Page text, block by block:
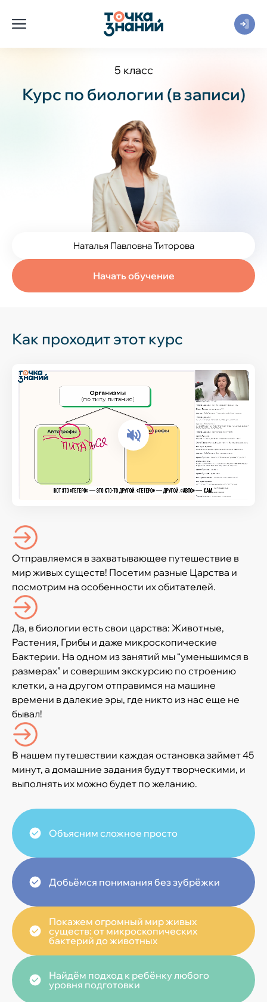
5 класс
Курс по биологии (в записи)
Начать обучение
Наталья Павловна Титорова
Как проходит этот курс
Отправляемся в захватывающее путешествие в
мир живых существ! Посетим разные Царства и
посмотрим на особенности их обитателей.
Да, в биологии есть свои царства: Животные,
Растения, Грибы и даже микроскопические
Бактерии. На одном из занятий мы “уменьшимся в
размерах” и совершим экскурсию по строению
клетки, а на другом отправимся на машине
времени в далекие эры, где никто из нас еще не
бывал!
В нашем путешествии каждая остановка займет 45
минут, а домашние задания будут творческими, и
выполнять их можно будет по желанию.
Объясним сложное просто
Добьёмся понимания без зубрёжки
Покажем огромный мир живых
существ: от микроскопических
бактерий до животных
Найдём подход к ребёнку любого
уровня подготовки